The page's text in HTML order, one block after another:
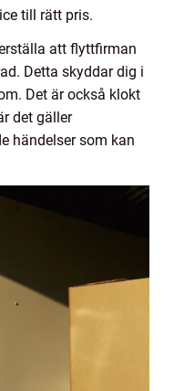
till rätt pris.
att flyttfirman
Detta skyddar dig i
Det är också klokt
det gäller
händelser som kan